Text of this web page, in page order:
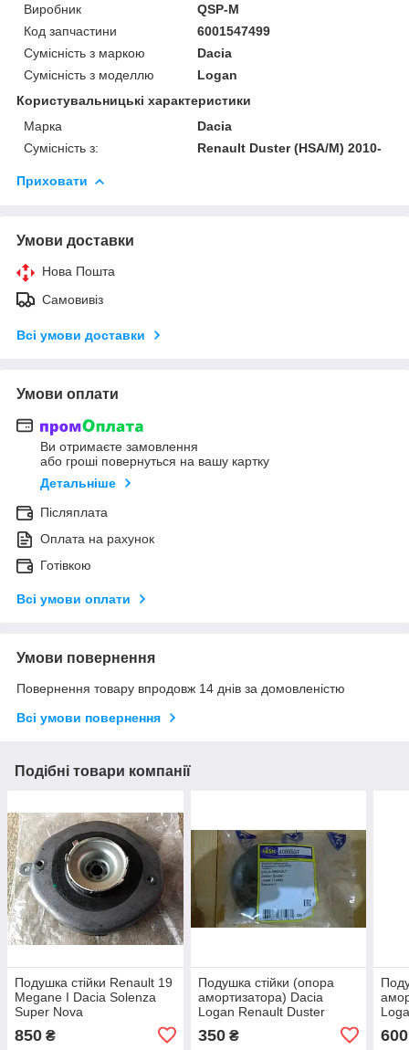
Виробник
QSP-M
Код запчастини
6001547499
Сумісність з маркою
Dacia
Сумісність з моделлю
Logan
Користувальницькі характеристики
Марка
Dacia
Сумісність з:
Renault Duster (HSA/M) 2010-
Приховати
Умови доставки
Нова Пошта
Самовивіз
Всі умови доставки
Умови оплати
Ви отримаєте замовлення
або гроші повернуться на вашу картку
Детальніше
Післяплата
Оплата на рахунок
Готівкою
Всі умови оплати
Умови повернення
Повернення товару впродовж 14 днів за домовленістю
Всі умови повернення
Подібні товари компанії
Подушка стійки Renault 19
Megane I Dacia Solenza
Super Nova
850 ₴
Подушка стійки (опора
амортизатора) Dacia
Logan Renault Duster
350₴ 600